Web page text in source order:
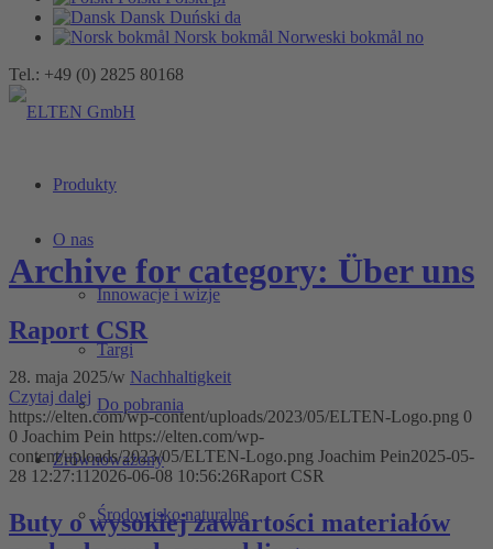
Dansk Duński da
Norsk bokmål Norweski bokmål no
Tel.: +49 (0) 2825 80168
Produkty
O nas
Innowacje i wizje
Targi
Do pobrania
Zrównoważony
Środowisko naturalne
Archive for category: Über uns
Raport CSR
28. maja 2025/w Nachhaltigkeit
Czytaj dalej
https://elten.com/wp-content/uploads/2023/05/ELTEN-Logo.png 0
0 Joachim Pein https://elten.com/wp-
content/uploads/2023/05/ELTEN-Logo.png Joachim Pein2025-05-
28 12:27:11 2026-06-08 10:56:26Raport CSR
Buty o wysokiej zawartości materiałów